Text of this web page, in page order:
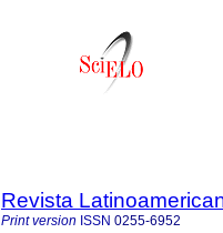
Revista
Print version ISSN 0255-6952